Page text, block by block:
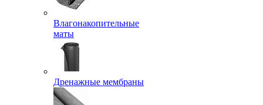
Влагонакопительные
маты
Дренажные мембраны